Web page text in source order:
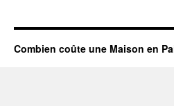
Combien coûte une Maison en